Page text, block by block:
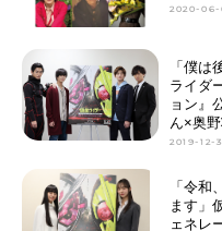
2020-06-
「僕は
ライダ
ョン』
ん×奥
2019-12-
「令和
ます」
ェネレ